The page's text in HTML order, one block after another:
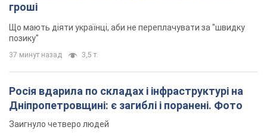
гроші
Що мають діяти українці, аби не переплачувати за "швидку
позику"
37 минут назад 3,5 т.
Росія вдарила по складах і інфраструктурі на
Дніпропетровщині: є загиблі і поранені. Фото
Заигнуло четверо людей